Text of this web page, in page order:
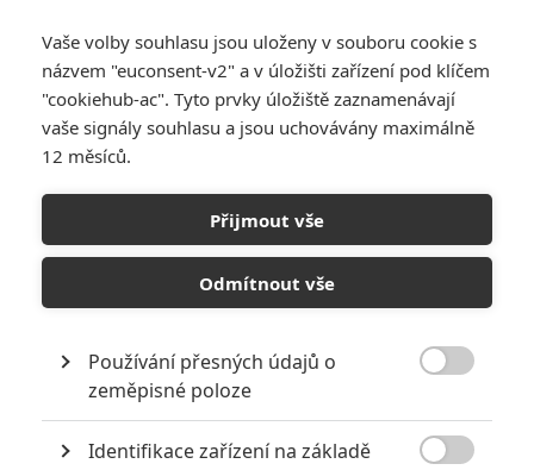
údělem je lovit rebelující démony. I přesto, že je nucen
bezvýhradně plnit ďáblovy rozkazy, rozhodne se se svým osudem
bojovat a využít své prokletí a nově nabyté síly k tomu, aby
ochraňoval nevinné.
KOMENTÁŘE 0
PŘIDAT NOVÝ KOMENTÁŘ
Pro psaní komentářů, se přihlašte.
Vaše volby souhlasu jsou uloženy v souboru cookie s
názvem "euconsent-v2" a v úložišti zařízení pod klíčem
"cookiehub-ac". Tyto prvky úložiště zaznamenávají
vaše signály souhlasu a jsou uchovávány maximálně
12 měsíců.
Přijmout vše
Odmítnout vše
Používání přesných údajů o
zeměpisné poloze
Identifikace zařízení na základě